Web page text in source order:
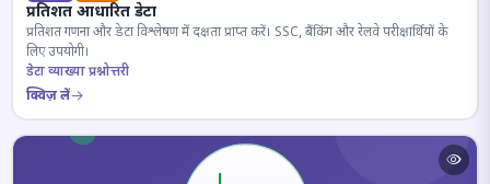
प्रतिशत आधारित डेटा
प्रतिशत गणना और डेटा विश्लेषण में दक्षता प्राप्त करें। SSC, बैंकिंग और रेलवे परीक्षार्थियों के
लिए उपयोगी।
डेटा व्याख्या प्रश्नोत्तरी
क्विज़ लें